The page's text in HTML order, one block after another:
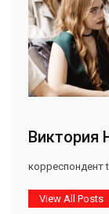
Виктория
корреспондент
View All Posts